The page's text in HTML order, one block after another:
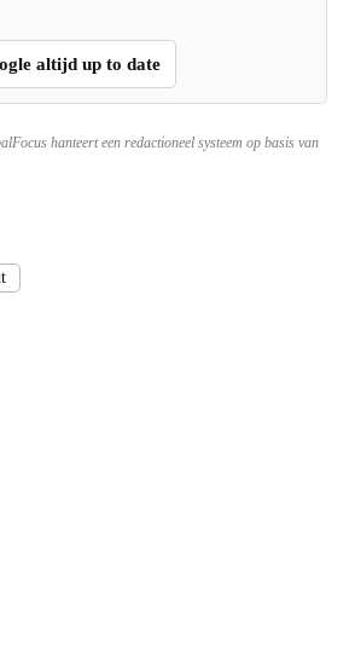
altijd up to date
hanteert een redactioneel systeem op basis van